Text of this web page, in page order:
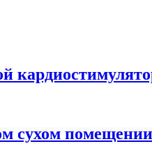
сухом помещении